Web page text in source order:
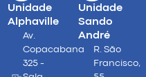
Unidade
Alphaville
Av.
Copacabana
325 -
Unidade
Sando
André
R. São
Francisco,